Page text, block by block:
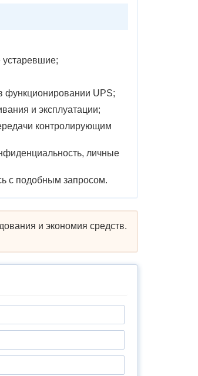
устаревшие;
функционировании UPS;
и эксплуатации;
контролирующим
личные
с подобным запросом.
и экономия средств.